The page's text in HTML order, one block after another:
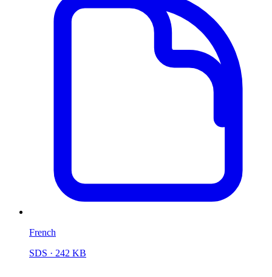
French
SDS · 242 KB